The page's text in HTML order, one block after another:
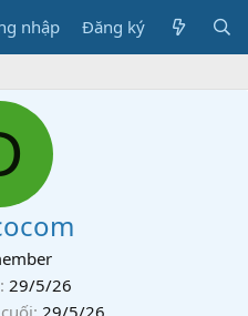
nhập Đăng ký
29/5/26
29/5/26